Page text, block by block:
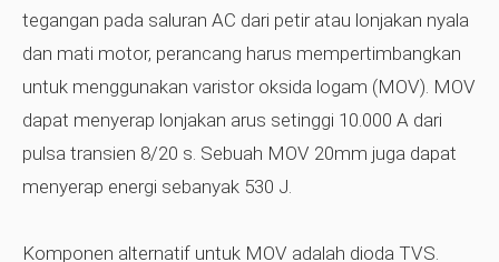
tegangan pada saluran AC dari petir atau lonjakan nyala
dan mati motor, perancang harus mempertimbangkan
untuk menggunakan varistor oksida logam (MOV). MOV
dapat menyerap lonjakan arus setinggi 10.000 A dari
pulsa transien 8/20 s. Sebuah MOV 20mm juga dapat
menyerap energi sebanyak 530 J.
Komponen alternatif untuk MOV adalah dioda TVS.